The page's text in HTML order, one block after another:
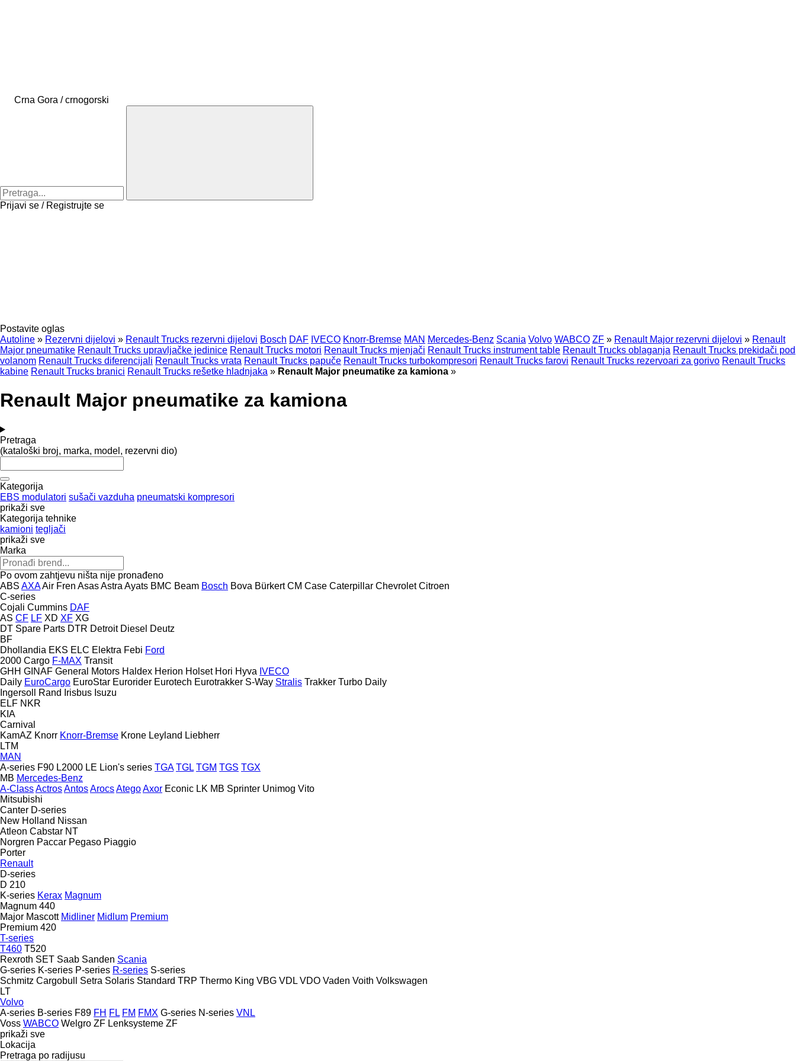
Crna Gora / crnogorski
Prijavi se / Registrujte se
Postavite oglas
Autoline » Rezervni dijelovi » Renault Trucks rezervni dijelovi Bosch DAF IVECO Knorr-Bremse MAN Mercedes-Benz Scania Volvo WABCO ZF » Renault Major rezervni dijelovi » Renault
Major pneumatikе Renault Trucks upravljačke jedinice Renault Trucks motori Renault Trucks mjenjači Renault Trucks instrument table Renault Trucks oblaganja Renault Trucks prekidači pod
volanom Renault Trucks diferencijali Renault Trucks vrata Renault Trucks papuče Renault Trucks turbokompresori Renault Trucks farovi Renault Trucks rezervoari za gorivo Renault Trucks
kabine Renault Trucks branici Renault Trucks rešetke hladnjaka » Renault Major pneumatikе za kamiona »
Renault Major pneumatikе za kamiona
Pretraga
(kataloški broj, marka, model, rezervni dio)
Kategorija
EBS modulatori sušači vazduha pneumatski kompresori
prikaži sve
Kategorija tehnike
kamioni tegljači
prikaži sve
Marka
Po ovom zahtjevu ništa nije pronađeno
ABS AXAAir Fren AsasAstra Ayats BMC Beam Bosch Bova Bürkert CM Case Caterpillar Chevrolet Citroen
C-series
Cojali Cummins DAF
AS CF LF XD XF XG
DT Spare Parts DTR Detroit Diesel Deutz
BF
Dhollandia EKS ELC Elektra Febi Ford
2000 Cargo F-MAX Transit
GHH GINAF General Motors Haldex Herion Holset Hori Hyva IVECO
Daily EuroCargo EuroStar Eurorider Eurotech Eurotrakker S-Way Stralis Trakker Turbo Daily
Ingersoll Rand
Irisbus Isuzu
ELF NKR
KIA
Carnival
KamAZ Knorr Knorr-Bremse Krone Leyland Liebherr
LTM
MAN
A-series F90 L2000 LE Lion's series TGA TGL TGM TGS TGX
MB Mercedes-Benz
A-ClassActrosAntosArocsAtegoAxor Econic LK MB Sprinter Unimog Vito
Mitsubishi
Canter D-series
New Holland Nissan
Atleon Cabstar NT
Norgren Paccar Pegaso Piaggio
Porter
Renault
D-series
D 210
K-series Kerax Magnum
Magnum 440
Major Mascott Midliner Midlum Premium
Premium 420
T-series
T460 T520
Rexroth SET Saab Sanden Scania
G-series K-series P-series R-series S-series
Schmitz Cargobull
Setra Solaris Standard TRP Thermo King VBG VDL VDO Vaden Voith Volkswagen
LT
Volvo
A-series B-series F89 FH FL FM FMX G-series N-series VNL
Voss WABCO Welgro ZF Lenksysteme ZF
prikaži sve
Lokacija
Pretraga po radijusu